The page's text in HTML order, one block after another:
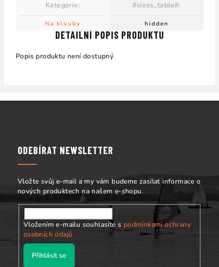
DETAILNÍ POPIS PRODUKTU
Popis produktu není dostupný
Kategorie:
Na klouby
#sizes_table#:
hidden
ODEBÍRAT NEWSLETTER
Vložte svůj e-mail a my vám budeme zasílat informace o
nových produktech na našem e-shopu.
Vložením e-mailu souhlasíte s podmínkami ochrany
osobních údajů
Přihlásit se